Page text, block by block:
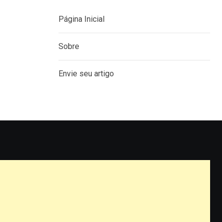
Página Inicial
Sobre
Envie seu artigo